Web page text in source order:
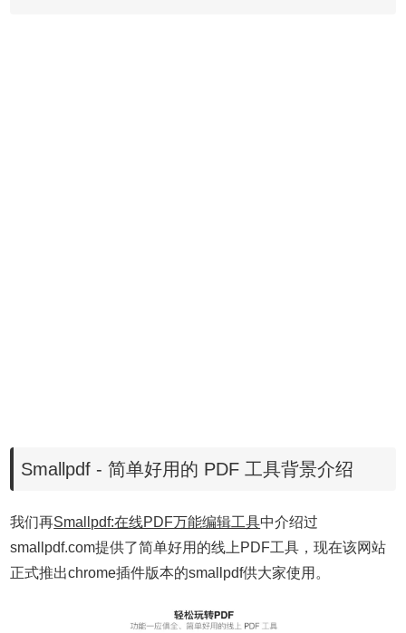
Smallpdf - 简单好用的 PDF 工具背景介绍
我们再Smallpdf:在线PDF万能编辑工具中介绍过
smallpdf.com提供了简单好用的线上PDF工具，现在该网站
正式推出chrome插件版本的smallpdf供大家使用。